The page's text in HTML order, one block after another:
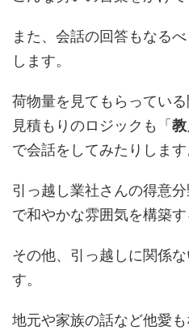
また、会話の回答もなる
します。
荷物量を見てもらってい
見積もりのロジックも「 教
で会話をしてみたりします
引っ越し業社さんの得意
で和やかな雰囲気を構築す
その他、引っ越しに関係
す。
地元や家族の話など他愛